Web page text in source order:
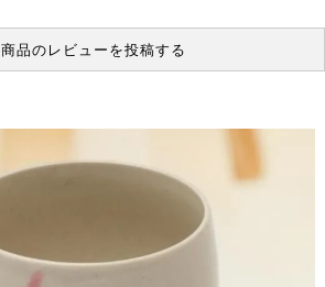
商品のレビューを投稿する